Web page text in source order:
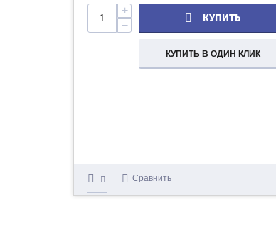
+
−
КУПИТЬ
КУПИТЬ В ОДИН КЛИК
Сравнить